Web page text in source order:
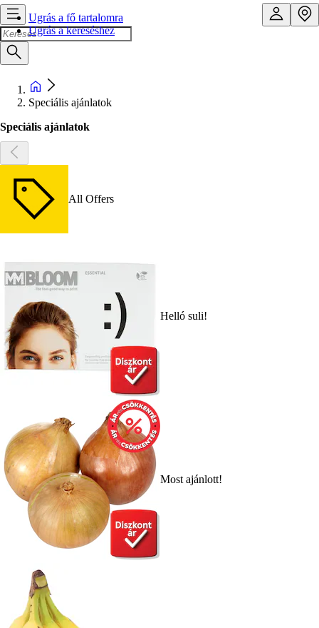
Ugrás a fő tartalomra
Ugrás a kereséshez
Speciális ajánlatok
Speciális ajánlatok
All Offers
Helló suli!
Most ajánlott!